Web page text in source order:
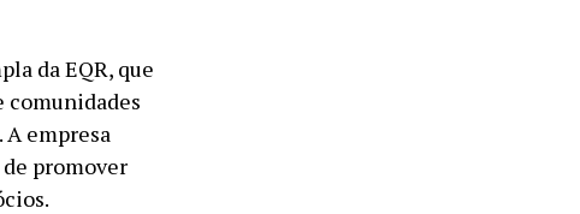
da EQR, que
A empresa
promover